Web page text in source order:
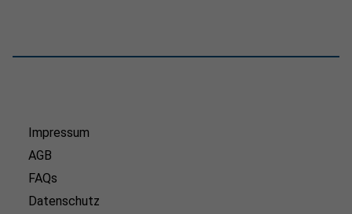
Impressum
AGB
FAQs
Datenschutz